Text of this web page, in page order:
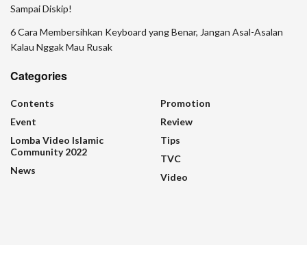
Sampai Diskip!
6 Cara Membersihkan Keyboard yang Benar, Jangan Asal-Asalan
Kalau Nggak Mau Rusak
Categories
Contents
Event
Lomba Video Islamic
Community 2022
News
Promotion
Review
Tips
TVC
Video